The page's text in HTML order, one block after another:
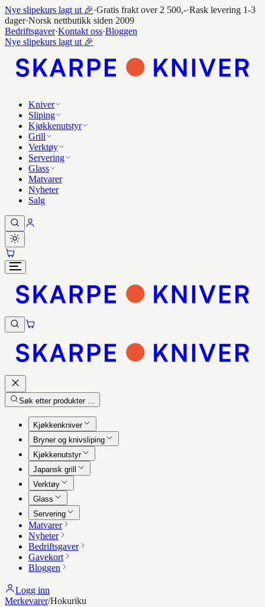
Nye slipekurs lagt ut 🎉·Gratis frakt over 2 500,-·Rask levering 1-3
dager·Norsk nettbutikk siden 2009
Bedriftsgaver·Kontakt oss·Bloggen
Nye slipekurs lagt ut 🎉
Kniver
Sliping
Kjøkkenutstyr
Grill
Verktøy
Servering
Glass
Matvarer
Nyheter
Salg
Søk etter produkter …
Kjøkkenkniver
Bryner og knivsliping
Kjøkkenutstyr
Japansk grill
Verktøy
Glass
Servering
Matvarer
Nyheter
Bedriftsgaver
Gavekort
Bloggen
Logg inn
Merkevarer/Hokuriku